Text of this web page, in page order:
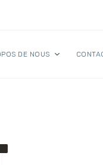
DE NOUS